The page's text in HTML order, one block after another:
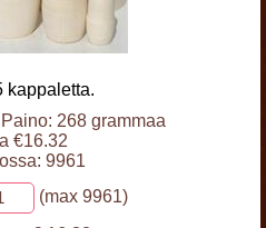
kappaletta.
268 grammaa
€16.32
9961
(max 9961)